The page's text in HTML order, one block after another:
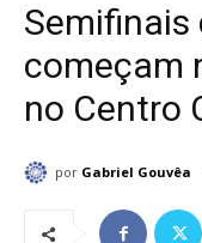
Semifinais
começam
no Centro
por Gabriel Gouvêa